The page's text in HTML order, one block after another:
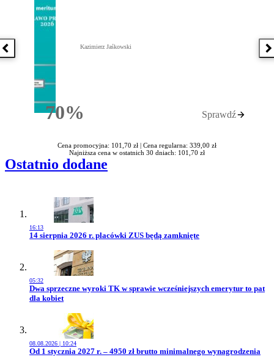
Poprzednia książka
70%Rabatu
Kazimierz Jaśkowski
Sprawdź
Cena promocyjna: 101,70 zł | Cena regularna: 339,00 zł
Najniższa cena w ostatnich 30 dniach: 101,70 zł
Ostatnio dodane
16:13
Przejdź do artykułu:
14 sierpnia 2026 r. placówki ZUS będą zamknięte
05:32
Przejdź do artykułu:
Dwa sprzeczne wyroki TK w sprawie wcześniejszych emerytur to pat
dla kobiet
08.08.2026 | 10:24
Przejdź do artykułu:
Od 1 stycznia 2027 r. – 4950 zł brutto minimalnego wynagrodzenia